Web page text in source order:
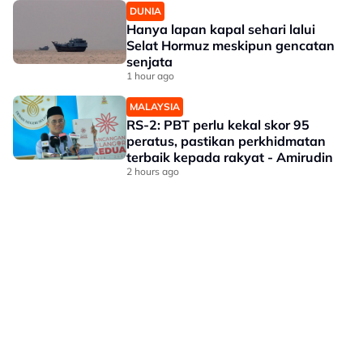
DUNIA
Hanya lapan kapal sehari lalui
Selat Hormuz meskipun gencatan
senjata
1 hour ago
MALAYSIA
RS-2: PBT perlu kekal skor 95
peratus, pastikan perkhidmatan
terbaik kepada rakyat - Amirudin
2 hours ago